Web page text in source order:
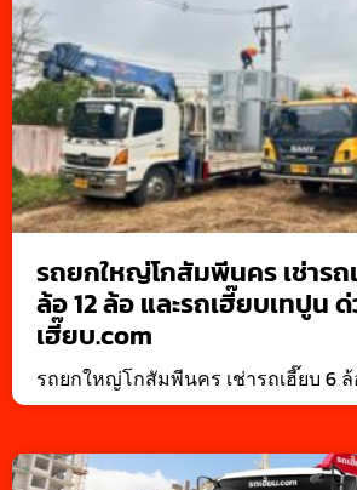
รถยกใหญ่โกสัมพีนคร เช่ารถ
ล้อ 12 ล้อ และรถเฮี๊ยบเทปูน
เฮี๊ยบ.com
รถยกใหญ่โกสัมพีนคร เช่ารถเฮี๊ยบ 6 ล้